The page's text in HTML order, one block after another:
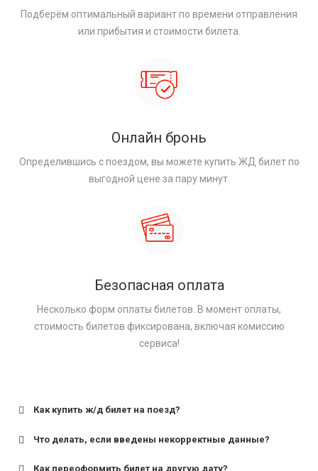
Подберём оптимальный вариант по времени отправления
или прибытия и стоимости билета.
Онлайн бронь
Определившись с поездом, вы можете купить ЖД билет по
выгодной цене за пару минут.
Безопасная оплата
Несколько форм оплаты билетов. В момент оплаты,
стоимость билетов фиксирована, включая комиссию
сервиса!
Как купить ж/д билет на поезд?
Что делать, если введены некорректные данные?
Как переоформить билет на другую дату?